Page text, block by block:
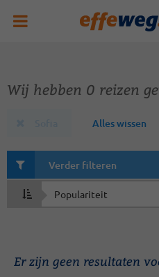
Wij hebben 0 reizen
Alles wissen
Sorteren
Verder filteren
Er zijn geen resultaten